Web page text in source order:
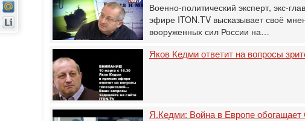
Военно-политический эксперт, экс-
эфире ITON.TV высказывает своё
вооруженных сил России на…
Яков Кедми ответит на вопросы
Я.Кедми: Война в Европе